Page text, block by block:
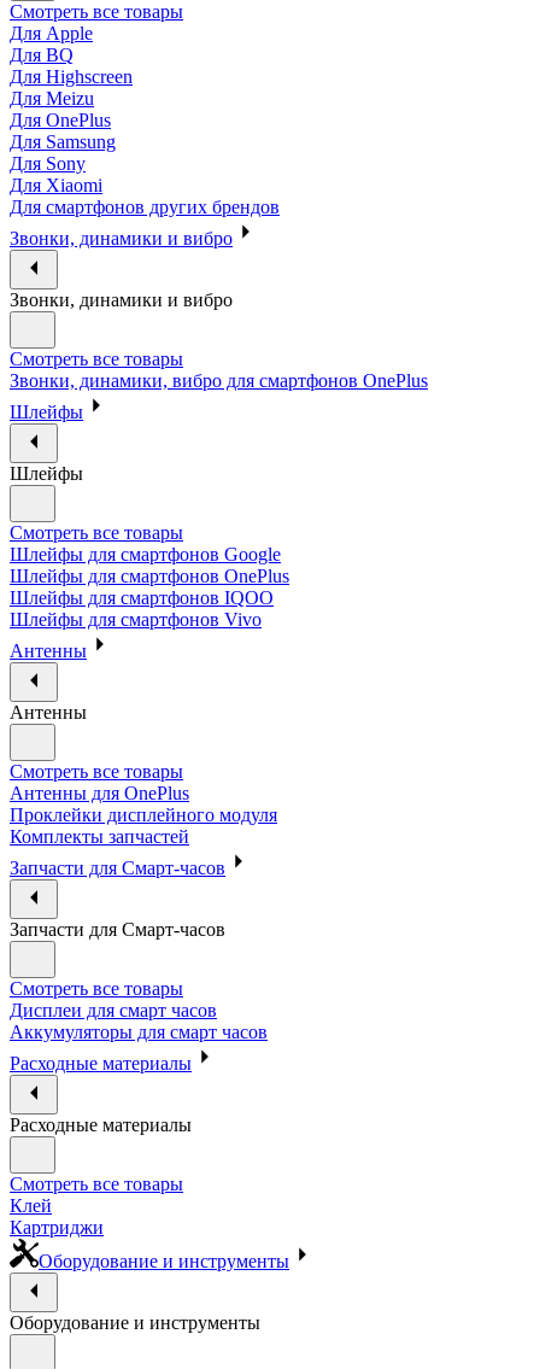
Смотреть все товары
Для Apple
Для BQ
Для Highscreen
Для Meizu
Для OnePlus
Для Samsung
Для Sony
Для Xiaomi
Для смартфонов других брендов
Звонки, динамики и вибро
Звонки, динамики и вибро
Смотреть все товары
Звонки, динамики, вибро для смартфонов OnePlus
Шлейфы
Шлейфы
Смотреть все товары
Шлейфы для смартфонов Google
Шлейфы для смартфонов OnePlus
Шлейфы для смартфонов IQOO
Шлейфы для смартфонов Vivo
Антенны
Антенны
Смотреть все товары
Антенны для OnePlus
Проклейки дисплейного модуля
Комплекты запчастей
Запчасти для Смарт-часов
Запчасти для Смарт-часов
Смотреть все товары
Дисплеи для смарт часов
Аккумуляторы для смарт часов
Расходные материалы
Расходные материалы
Смотреть все товары
Клей
Картриджи
Оборудование и инструменты
Оборудование и инструменты